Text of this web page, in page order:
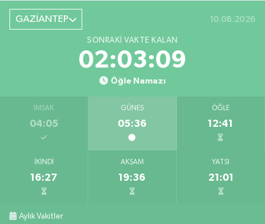
GAZİANTEP 10.08.2026
SONRAKI VAKTE KALAN
02:03:08
Öğle Namazı
İMSAK
04:05
GÜNEŞ
05:36
ÖĞLE
12:41
İKINDI
16:27
AKŞAM
19:36
YATSI
21:01
Aylık Vakitler